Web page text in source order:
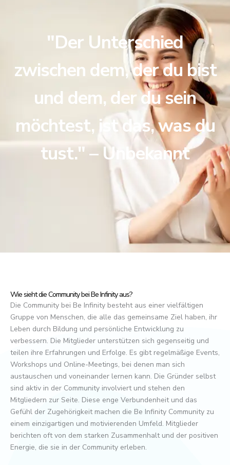
"Der Unterschied
zwischen dem, der du bist
und dem, der du sein
möchtest, ist das, was du
tust." – Unbekannt
Wie sieht die Community bei Be Infinity aus?
Die Community bei Be Infinity besteht aus einer vielfältigen
Gruppe von Menschen, die alle das gemeinsame Ziel haben, ihr
Leben durch Bildung und persönliche Entwicklung zu
verbessern. Die Mitglieder unterstützen sich gegenseitig und
teilen ihre Erfahrungen und Erfolge. Es gibt regelmäßige Events,
Workshops und Online-Meetings, bei denen man sich
austauschen und voneinander lernen kann. Die Gründer selbst
sind aktiv in der Community involviert und stehen den
Mitgliedern zur Seite. Diese enge Verbundenheit und das
Gefühl der Zugehörigkeit machen die Be Infinity Community zu
einem einzigartigen und motivierenden Umfeld. Mitglieder
berichten oft von dem starken Zusammenhalt und der positiven
Energie, die sie in der Community erleben.